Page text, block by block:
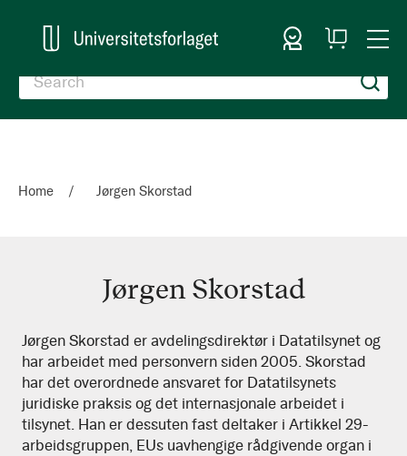
Sign In
My
Cart
Home Jørgen Skorstad
Jørgen Skorstad
Jørgen
Skorstad
Jørgen Skorstad er avdelingsdirektør i Datatilsynet og
har arbeidet med personvern siden 2005. Skorstad
har det overordnede ansvaret for Datatilsynets
juridiske praksis og det internasjonale arbeidet i
tilsynet. Han er dessuten fast deltaker i Artikkel 29-
arbeidsgruppen, EUs uavhengige rådgivende organ i